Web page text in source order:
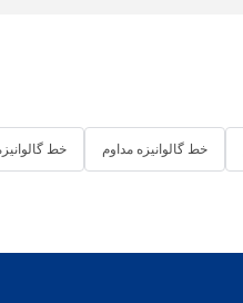
خط خط گالوانیزه مداوم